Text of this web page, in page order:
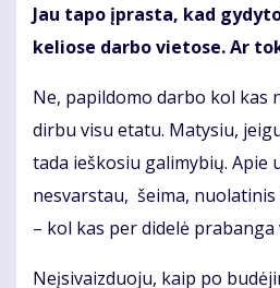
Jau tapo įprasta, kad
keliose darbo vietose. Ar
Ne, papildomo darbo kol kas
dirbu visu etatu. Matysiu,
tada ieškosiu galimybių. Apie
nesvarstau, šeima,
– kol kas per didelė prabanga
Neįsivaizduoju, kaip po